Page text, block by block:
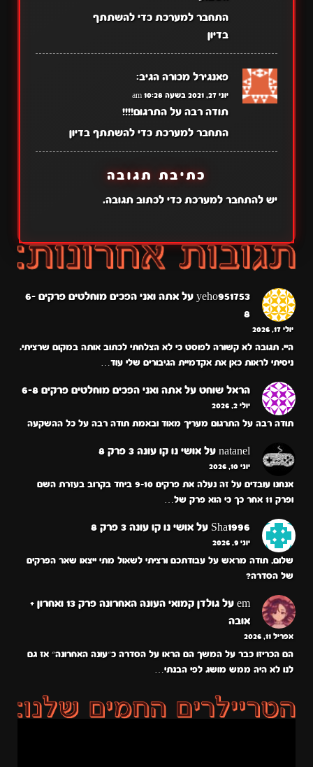
התחבר למערכת כדי להשתתף
בדיון
פאנגירל מכורה הגיב:
יוני 27, 2021 בשעה 10:28 am
תודה רבה על התרגום!!!!
התחבר למערכת כדי להשתתף בדיון
כתיבת תגובה
יש להתחבר למערכתכדי לכתוב תגובה.
yeho951753 על
אתה ואני הפכים מוחלטים פרקים 6-
8
יולי 17, 2026
היי. תגובה לא קשורה לפוסט כי לא הצלחתי לכתוב אותה במקום שרציתי.
ניסיתי לראות כאן את אקדמיית הגיבורים שלי עוד…
הראל שוחט על אתה ואני הפכים מוחלטים פרקים 6-8
יולי 2, 2026
תודה רבה על התרגום מעריך מאוד ובאמת תודה רבה על כל ההשקעה
natanel על אושי נו קו עונה 3 פרק 8
יוני 10, 2026
אנחנו עובדים על זה נעלה את פרקים 9-10 ביחד בקרוב בעזרת השם
ופרק 11 אחר כך כי הוא פרק של…
Sha1996 על אושי נו קו עונה 3 פרק 8
יוני 9, 2026
שלום, תודה מראש על עבודתכם ורציתי לשאול מתי ייצאו שאר הפרקים
של הסדרה?
em על
גולדן קמואי העונה האחרונה פרק 13 ואחרון +
אובה
אפריל 11, 2026
הם הכריזו כבר על המשך הם הראו על הסדרה כ״עונה האחרונה״ אז גם
לנו לא היה ממש מושג לפי הבנתי…